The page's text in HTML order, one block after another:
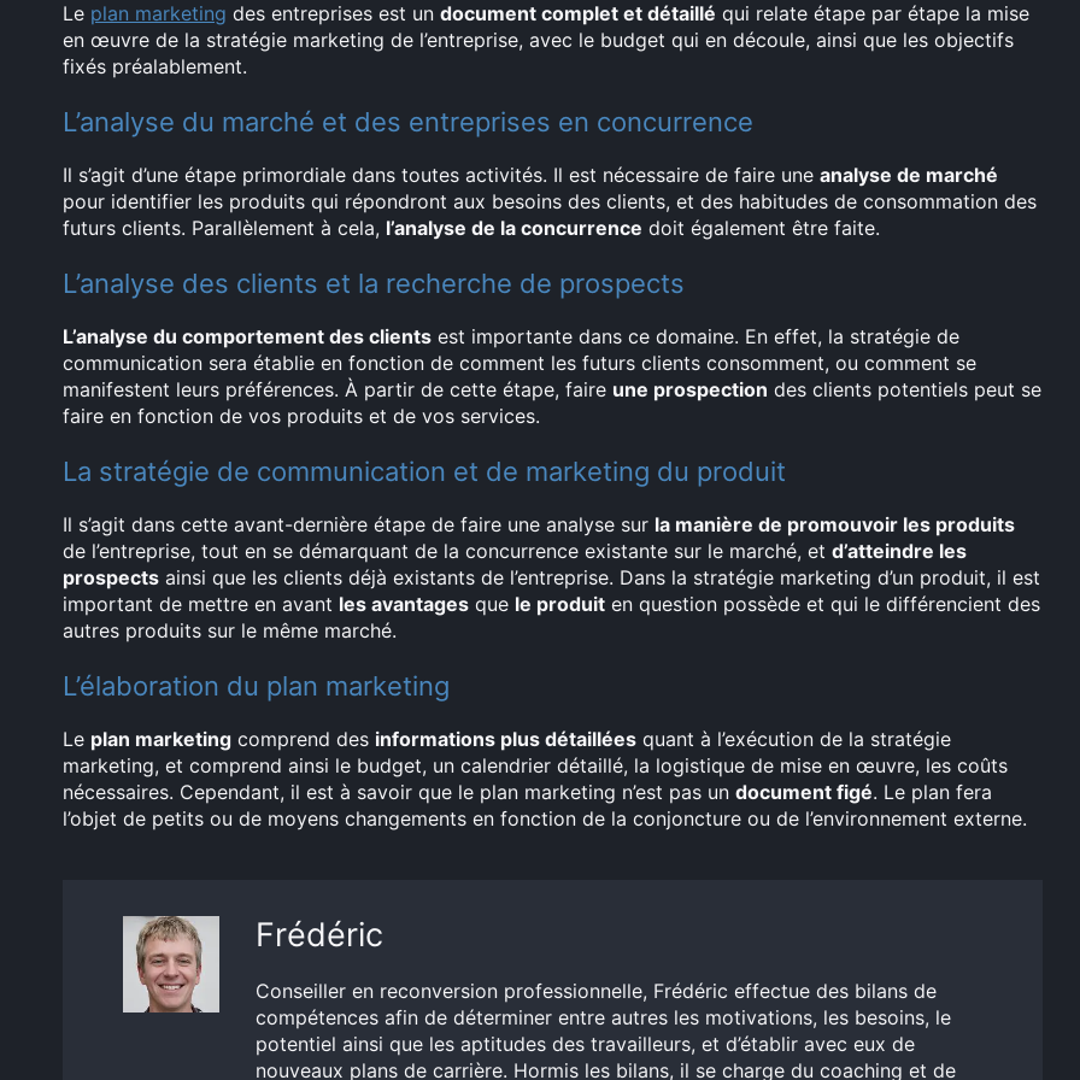
Le plan marketing des entreprises est un document complet et détaillé qui relate étape par étape la mise
en œuvre de la stratégie marketing de l’entreprise, avec le budget qui en découle, ainsi que les objectifs
fixés préalablement.
L’analyse du marché et des entreprises en concurrence
Il s’agit d’une étape primordiale dans toutes activités. Il est nécessaire de faire une analyse de marché
pour identifier les produits qui répondront aux besoins des clients, et des habitudes de consommation des
futurs clients. Parallèlement à cela, l’analyse de la concurrence doit également être faite.
L’analyse des clients et la recherche de prospects
L’analyse du comportement des clients est importante dans ce domaine. En effet, la stratégie de
communication sera établie en fonction de comment les futurs clients consomment, ou comment se
manifestent leurs préférences. À partir de cette étape, faire une prospection des clients potentiels peut se
faire en fonction de vos produits et de vos services.
La stratégie de communication et de marketing du produit
Il s’agit dans cette avant-dernière étape de faire une analyse sur la manière de promouvoir les produits
de l’entreprise, tout en se démarquant de la concurrence existante sur le marché, et d’atteindre les
prospects ainsi que les clients déjà existants de l’entreprise. Dans la stratégie marketing d’un produit, il est
important de mettre en avant les avantages que le produit en question possède et qui le différencient des
autres produits sur le même marché.
L’élaboration du plan marketing
Le plan marketing comprend des informations plus détaillées quant à l’exécution de la stratégie
marketing, et comprend ainsi le budget, un calendrier détaillé, la logistique de mise en œuvre, les coûts
nécessaires. Cependant, il est à savoir que le plan marketing n’est pas un document figé. Le plan fera
l’objet de petits ou de moyens changements en fonction de la conjoncture ou de l’environnement externe.
Frédéric
Conseiller en reconversion professionnelle, Frédéric effectue des bilans de
compétences afin de déterminer entre autres les motivations, les besoins, le
potentiel ainsi que les aptitudes des travailleurs, et d’établir avec eux de
nouveaux plans de carrière. Hormis les bilans, il se charge du coaching et de